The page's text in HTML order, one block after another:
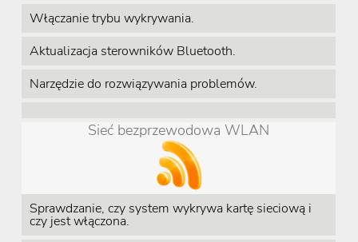
Włączanie trybu wykrywania.
Aktualizacja sterowników Bluetooth.
Narzędzie do rozwiązywania problemów.
Sieć bezprzewodowa WLAN
Sprawdzanie, czy system wykrywa kartę sieciową i
czy jest włączona.